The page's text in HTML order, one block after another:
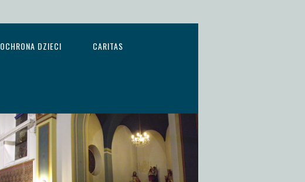
OCHRONA DZIECI CARITAS